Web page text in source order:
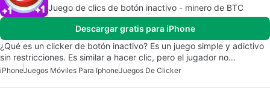
Juego de clics de botón inactivo - minero de BTC
Descargar gratis para iPhone
¿Qué es un clicker de botón inactivo? Es un juego simple y adictivo
sin restricciones. Es similar a hacer clic, pero el jugador no…
iPhoneJuegos Móviles Para IphoneJuegos De Clicker